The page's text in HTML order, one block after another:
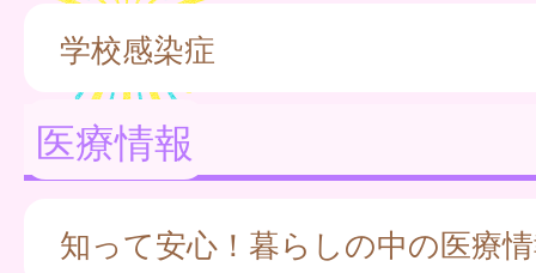
学校感染症
医療情報
知って安心！暮らしの中の医療